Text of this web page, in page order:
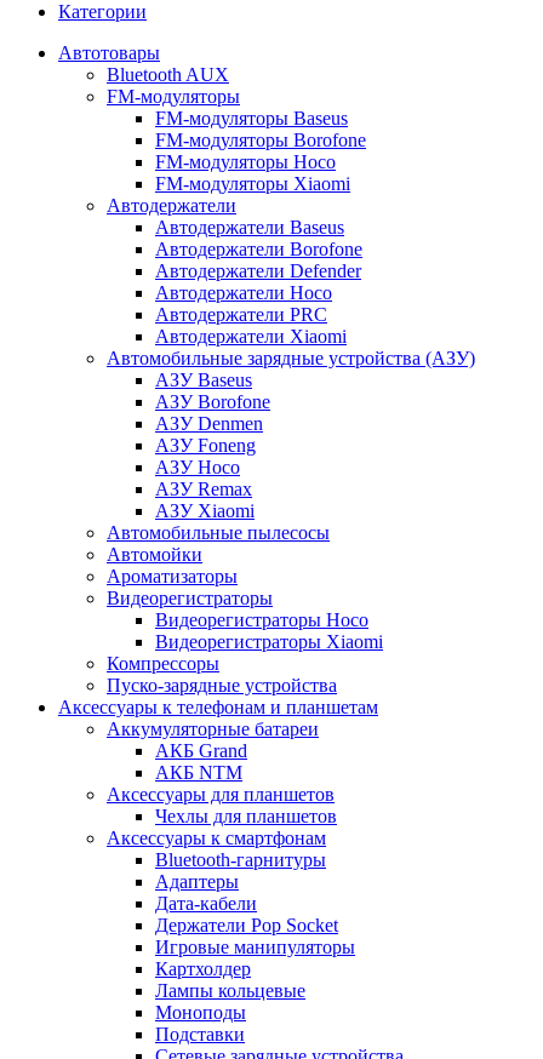
Категории
Автотовары
Bluetooth AUX
FM-модуляторы
FM-модуляторы Baseus
FM-модуляторы Borofone
FM-модуляторы Hoco
FM-модуляторы Xiaomi
Автодержатели
Автодержатели Baseus
Автодержатели Borofone
Автодержатели Defender
Автодержатели Hoco
Автодержатели PRC
Автодержатели Xiaomi
Автомобильные зарядные устройства (АЗУ)
АЗУ Baseus
АЗУ Borofone
АЗУ Denmen
АЗУ Foneng
АЗУ Hoco
АЗУ Remax
АЗУ Xiaomi
Автомобильные пылесосы
Автомойки
Ароматизаторы
Видеорегистраторы
Видеорегистраторы Hoco
Видеорегистраторы Xiaomi
Компрессоры
Пуско-зарядные устройства
Аксессуары к телефонам и планшетам
Аккумуляторные батареи
АКБ Grand
АКБ NTM
Аксессуары для планшетов
Чехлы для планшетов
Аксессуары к смартфонам
Bluetooth-гарнитуры
Адаптеры
Дата-кабели
Держатели Pop Socket
Игровые манипуляторы
Картхолдер
Лампы кольцевые
Моноподы
Подставки